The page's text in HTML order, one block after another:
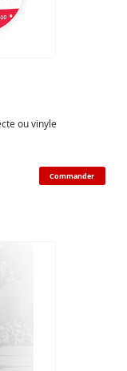
ou vinyle
Commander